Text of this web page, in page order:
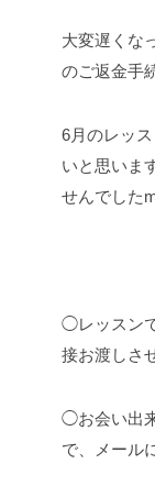
大変遅くな
のご返金手
6月のレッ
いと思いま
せんでした
◯レッスン
接お渡しさ
◯お会い出
で、メール